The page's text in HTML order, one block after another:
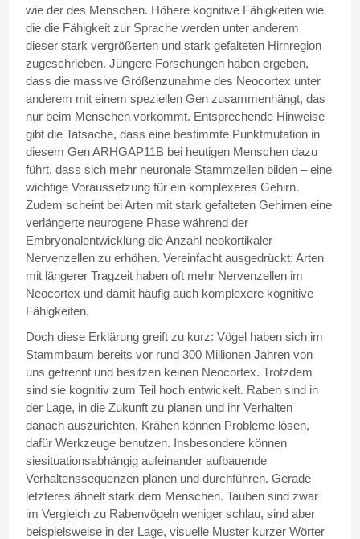
wie der des Menschen. Höhere kognitive Fähigkeiten wie
die die Fähigkeit zur Sprache werden unter anderem
dieser stark vergrößerten und stark gefalteten Hirnregion
zugeschrieben. Jüngere Forschungen haben ergeben,
dass die massive Größenzunahme des Neocortex unter
anderem mit einem speziellen Gen zusammenhängt, das
nur beim Menschen vorkommt. Entsprechende Hinweise
gibt die Tatsache, dass eine bestimmte Punktmutation in
diesem Gen ARHGAP11B bei heutigen Menschen dazu
führt, dass sich mehr neuronale Stammzellen bilden – eine
wichtige Voraussetzung für ein komplexeres Gehirn.
Zudem scheint bei Arten mit stark gefalteten Gehirnen eine
verlängerte neurogene Phase während der
Embryonalentwicklung die Anzahl neokortikaler
Nervenzellen zu erhöhen. Vereinfacht ausgedrückt: Arten
mit längerer Tragzeit haben oft mehr Nervenzellen im
Neocortex und damit häufig auch komplexere kognitive
Fähigkeiten.
Doch diese Erklärung greift zu kurz: Vögel haben sich im
Stammbaum bereits vor rund 300 Millionen Jahren von
uns getrennt und besitzen keinen Neocortex. Trotzdem
sind sie kognitiv zum Teil hoch entwickelt. Raben sind in
der Lage, in die Zukunft zu planen und ihr Verhalten
danach auszurichten, Krähen können Probleme lösen,
dafür Werkzeuge benutzen. Insbesondere können
siesituationsabhängig aufeinander aufbauende
Verhaltenssequenzen planen und durchführen. Gerade
letzteres ähnelt stark dem Menschen. Tauben sind zwar
im Vergleich zu Rabenvögeln weniger schlau, sind aber
beispielsweise in der Lage, visuelle Muster kurzer Wörter